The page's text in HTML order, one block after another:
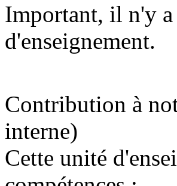
Important, il n'y a
d'enseignement.
Contribution à
interne)
Cette unité